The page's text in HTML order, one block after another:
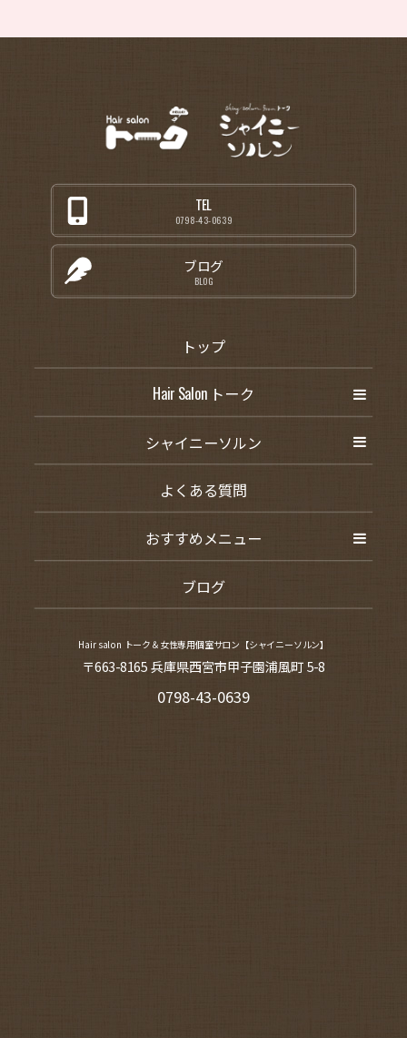
TEL
0798-43-0639
ブログ
BLOG
トップ
Hair Salon トーク
シャイニーソルン
よくある質問
おすすめメニュー
ブログ
Hair salon トーク＆女性専用個室サロン【シャイニーソルン】
〒663-8165 兵庫県西宮市甲子園浦風町 5-8
0798-43-0639